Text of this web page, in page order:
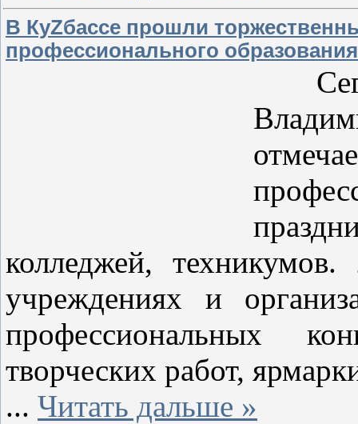
В КуZбассе прошли
профессионального образования
колледжей,
учреждениях и
профессиональных
творческих работ,
... Читать дальше »